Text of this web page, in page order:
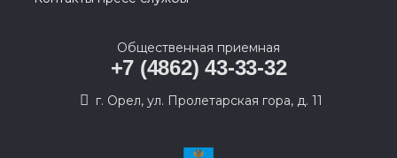
Общественная приемная
+7 (4862) 43-33-32
г. Орел, ул. Пролетарская гора, д. 11